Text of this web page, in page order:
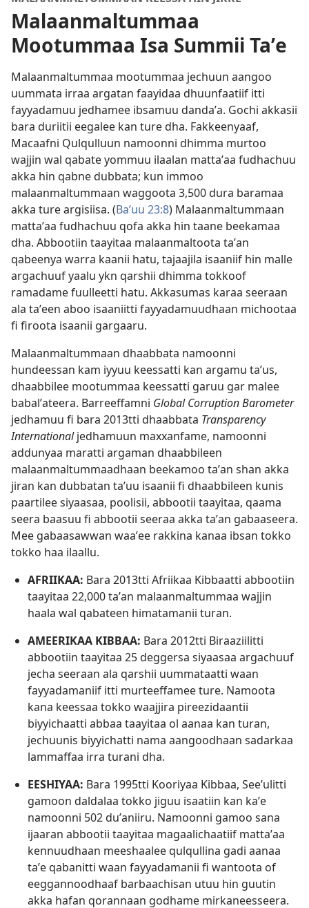
Malaanmaltummaa
Mootummaa Isa Summii Taʼe
Malaanmaltummaa mootummaa jechuun aangoo
uummata irraa argatan faayidaa dhuunfaatiif itti
fayyadamuu jedhamee ibsamuu dandaʼa. Gochi akkasii
bara duriitii eegalee kan ture dha. Fakkeenyaaf,
Macaafni Qulqulluun namoonni dhimma murtoo
wajjin wal qabate yommuu ilaalan mattaʼaa fudhachuu
akka hin qabne dubbata; kun immoo
malaanmaltummaan waggoota 3,500 dura baramaa
akka ture argisiisa. (Baʼuu 23:8) Malaanmaltummaan
mattaʼaa fudhachuu qofa akka hin taane beekamaa
dha. Abbootiin taayitaa malaanmaltoota taʼan
qabeenya warra kaanii hatu, tajaajila isaaniif hin malle
argachuuf yaalu ykn qarshii dhimma tokkoof
ramadame fuulleetti hatu. Akkasumas karaa seeraan
ala taʼeen aboo isaaniitti fayyadamuudhaan michootaa
fi firoota isaanii gargaaru.
Malaanmaltummaan dhaabbata namoonni
hundeessan kam iyyuu keessatti kan argamu taʼus,
dhaabbilee mootummaa keessatti garuu gar malee
babalʼateera. Barreeffamni Global Corruption Barometer
jedhamuu fi bara 2013tti dhaabbata Transparency
Internationaljedhamuun maxxanfame, namoonni
addunyaa maratti argaman dhaabbileen
malaanmaltummaadhaan beekamoo taʼan shan akka
jiran kan dubbatan taʼuu isaanii fi dhaabbileen kunis
paartilee siyaasaa, poolisii, abbootii taayitaa, qaama
seera baasuu fi abbootii seeraa akka taʼan gabaaseera.
Mee gabaasawwan waaʼee rakkina kanaa ibsan tokko
tokko haa ilaallu.
AFRIIKAA: Bara 2013tti Afriikaa Kibbaatti abbootiin
taayitaa 22,000 taʼan malaanmaltummaa wajjin
haala wal qabateen himatamanii turan.
AMEERIKAA KIBBAA: Bara 2012tti Biraaziilitti
abbootiin taayitaa 25 deggersa siyaasaa argachuuf
jecha seeraan ala qarshii uummataatti waan
fayyadamaniif itti murteeffamee ture. Namoota
kana keessaa tokko waajjira pireezidaantii
biyyichaatti abbaa taayitaa ol aanaa kan turan,
jechuunis biyyichatti nama aangoodhaan sadarkaa
lammaffaa irra turani dha.
EESHIYAA: Bara 1995tti Kooriyaa Kibbaa, Seeʼulitti
gamoon daldalaa tokko jiguu isaatiin kan kaʼe
namoonni 502 duʼaniiru. Namoonni gamoo sana
ijaaran abbootii taayitaa magaalichaatiif mattaʼaa
kennuudhaan meeshaalee qulqullina gadi aanaa
taʼe qabanitti waan fayyadamanii fi wantoota of
eeggannoodhaaf barbaachisan utuu hin guutin
akka hafan qorannaan godhame mirkaneesseera.